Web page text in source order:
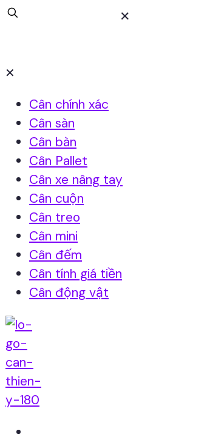
✕
✕
Cân chính xác
Cân sàn
Cân bàn
Cân Pallet
Cân xe nâng tay
Cân cuộn
Cân treo
Cân mini
Cân đếm
Cân tính giá tiền
Cân động vật